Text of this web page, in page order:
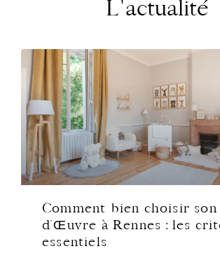
L'actualité
Comment bien choisir
d’Œuvre à Rennes : les
essentiels